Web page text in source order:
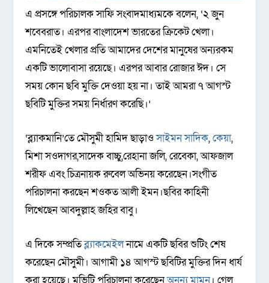
এ প্রসঙ্গে পরিচালক সাফি সংবাদমাধ্যমকে বলেন, ‘২ জুন
শবেবরাত। এরপর বাংলাদেশ ভারতের ক্রিকেট খেলা।
এমনিতেই খেলার প্রতি আমাদের দেশের মানুষের অন্যরকম
একটি ভালোবাসা রয়েছে। এরপর আবার রোজার ঈদ। সে
সময় কোন ছবি মুক্তি দেওয়া হয় না। তাই আমরা ৭ আগস্ট
ছবিটি মুক্তির সময় নির্ধারণ করেছি।’
‘ব্ল্যাকমানি’তে মৌসুমী হামিদ ছাড়াওসাইমন সাদিক,কেয়া,
মিশা সওদাগর,সাদেক বাচ্চু,রেহানা জলি, রেবেকা, আফজাল
শরীফ এবং চিত্রনায়ক রুবেল অভিনয় করেছেন।সংগীত
পরিচালনা করছেন শওকত আলী ইমন।ছবির কাহিনী
লিখেছেন আবদুল্লাহ জহির বাবু।
এ দিকে সম্প্রতিব্ল্যাকমেইলনামে একটি ছবির শুটিং শেষ
করেছেন মৌসুমী। আগামী ১৪ আগস্ট ছবিটির মুক্তির দিন ধার্য